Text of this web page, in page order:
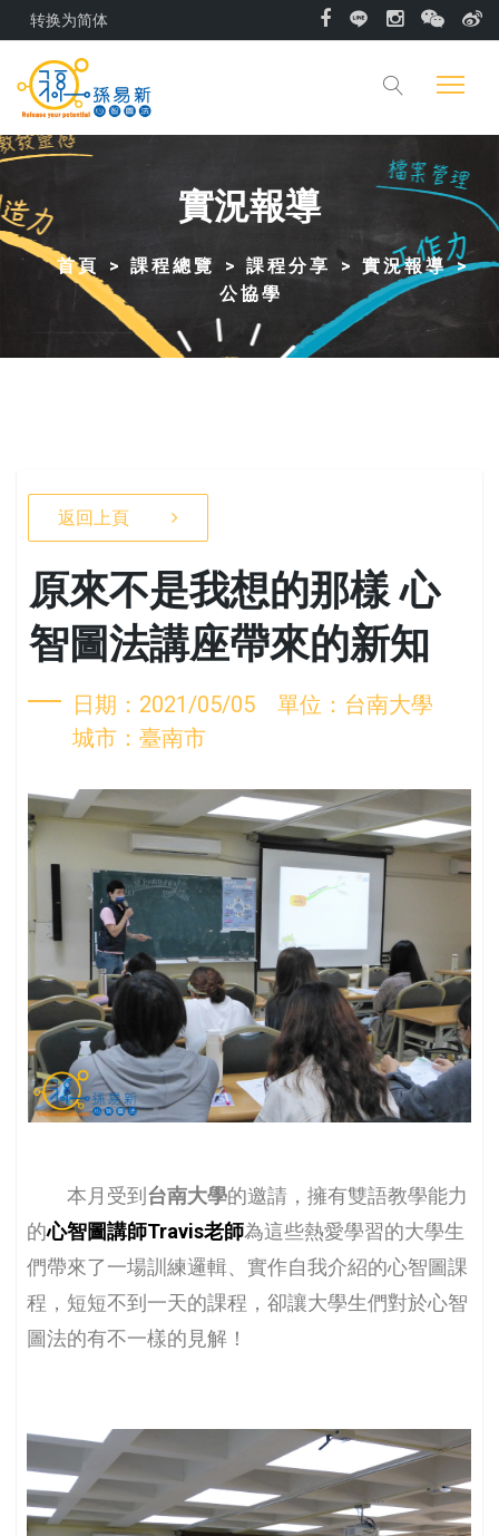
转换为简体
實況報導
首頁 課程總覽 課程分享
實況報導
公協學
返回上頁
原來不是我想的那樣 心
智圖法講座帶來的新知
日期：2021/05/05 單位：台南大學
城市：臺南市
本月受到 台南大學的邀請，擁有雙語教學能力
的心智圖講師Travis老師為這些熱愛學習的大學生
們帶來了一場訓練邏輯、實作自我介紹的心智圖課
程，短短不到一天的課程，卻讓大學生們對於心智
圖法的有不一樣的見解！